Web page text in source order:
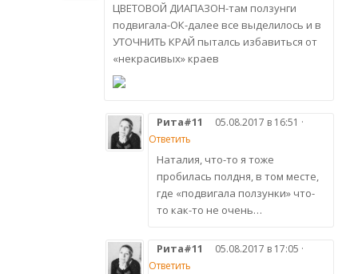
ЦВЕТОВОЙ ДИАПАЗОН-там ползунги
подвигала-ОК-далее все выделилось и в
УТОЧНИТЬ КРАЙ пыталсь избавиться от
«некрасивых» краев
Рита#11
05.08.2017 в 16:51 ·
Ответить
Наталия, что-то я тоже
пробилась полдня, в том месте,
где «подвигала ползунки» что-
то как-то не очень…
Рита#11
05.08.2017 в 17:05 ·
Ответить